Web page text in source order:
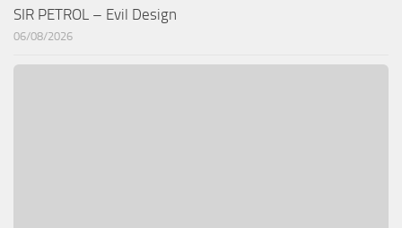
SIR PETROL – Evil Design
06/08/2026